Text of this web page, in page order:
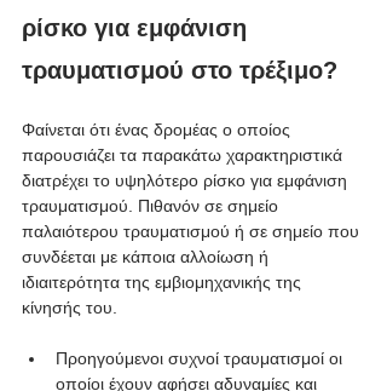
ρίσκο για εμφάνιση
τραυματισμού στο τρέξιμο?
Φαίνεται ότι ένας δρομέας ο οποίος
παρουσιάζει τα παρακάτω χαρακτηριστικά
διατρέχει το υψηλότερο ρίσκο για εμφάνιση
τραυματισμού. Πιθανόν σε σημείο
παλαιότερου τραυματισμού ή σε σημείο που
συνδέεται με κάποια αλλοίωση ή
ιδιαιτερότητα της εμβιομηχανικής της
κίνησής του.
Προηγούμενοι συχνοί τραυματισμοί οι
οποίοι έχουν αφήσει αδυναμίες και